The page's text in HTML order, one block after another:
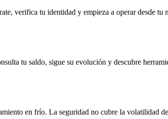
verifica tu identidad y empieza a operar desde tu
tu saldo, sigue su evolución y descubre
en frío. La seguridad no cubre la volatilidad